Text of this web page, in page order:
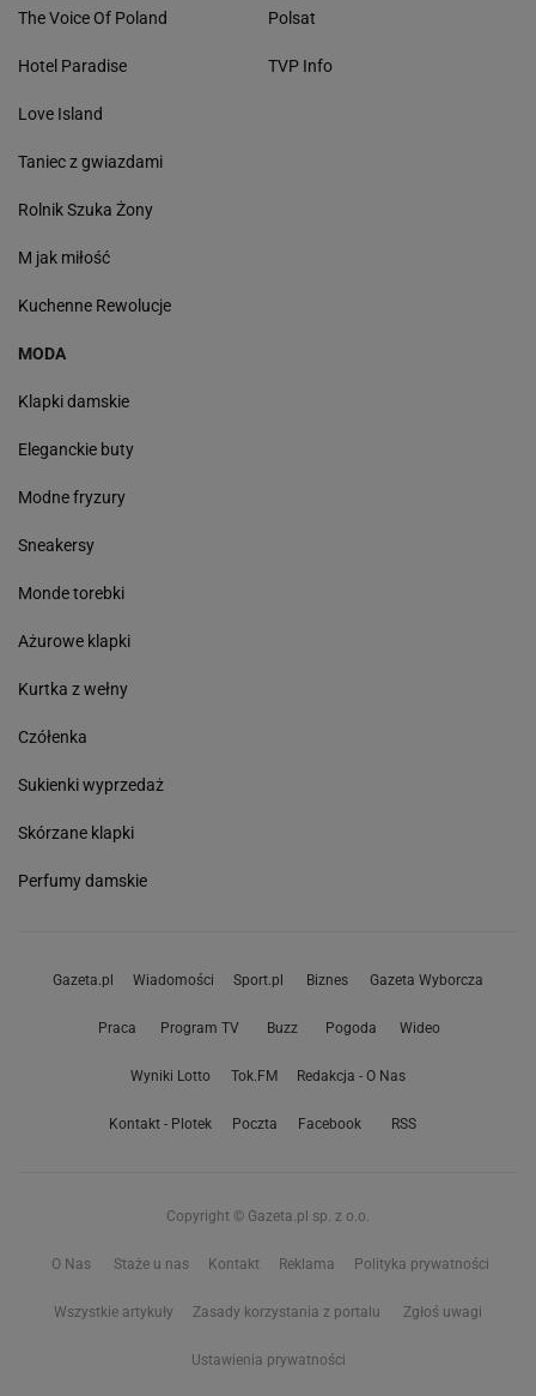
The Voice Of Poland
Hotel Paradise
Love Island
Taniec z gwiazdami
Rolnik Szuka Żony
M jak miłość
Kuchenne Rewolucje
Polsat
TVP Info
MODA
Klapki damskie
Eleganckie buty
Modne fryzury
Sneakersy
Monde torebki
Ażurowe klapki
Kurtka z wełny
Czółenka
Sukienki wyprzedaż
Skórzane klapki
Perfumy damskie
Gazeta.pl Wiadomości Sport.pl Biznes Gazeta Wyborcza
Praca Program TV Buzz Pogoda Wideo
Wyniki Lotto Tok.FM Redakcja - O Nas
Kontakt - Plotek Poczta Facebook RSS
Copyright © Gazeta.pl sp. z o.o.
O Nas Staże u nas Kontakt Reklama Polityka prywatności
Wszystkie artykuły Zasady korzystania z portalu Zgłoś uwagi
Ustawienia prywatności